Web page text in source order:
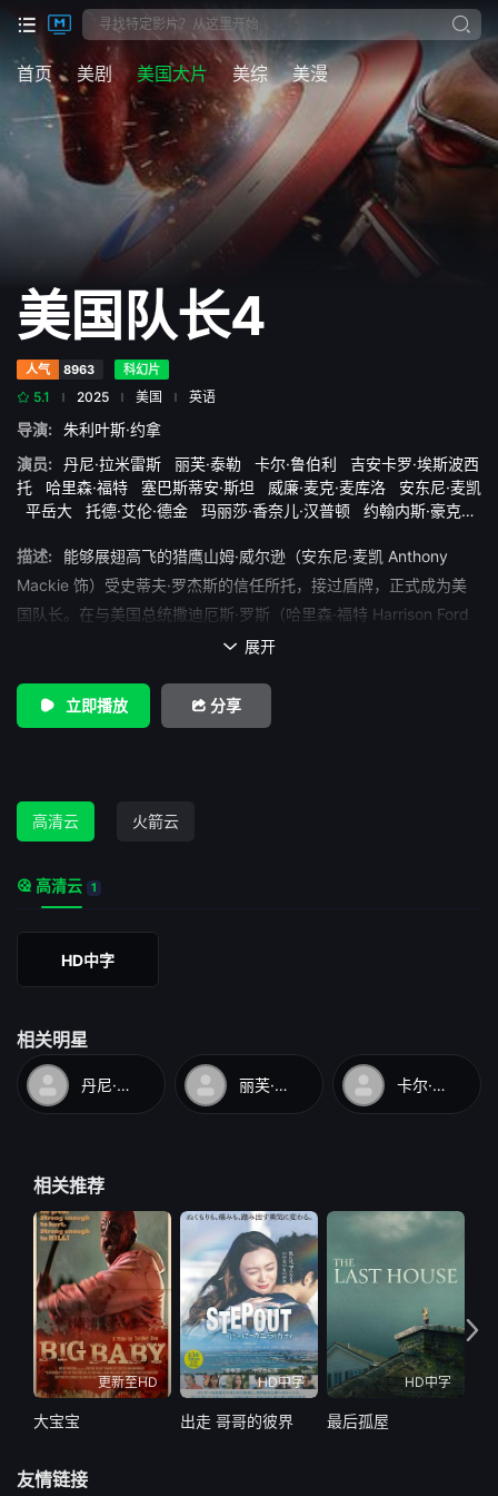
首页 美剧 美国大片 美综 美漫
美国队长4
人气 8963 科幻片
5.1 2025 美国 英语
导演:
朱利叶斯·约拿
演员:
丹尼·拉米雷斯 丽芙·泰勒 卡尔·鲁伯利
吉安卡罗·埃斯波西
托
哈里森·福特 塞巴斯蒂安·斯坦 威廉·麦克·麦库洛
安东尼·麦凯
平岳大
托德·艾伦·德金 玛丽莎·香奈儿·汉普顿
约翰内斯·豪克尔·
卡里兰 豪莎·罗克莫雷 赫许·纳亚 达斯汀·刘易斯 里克·埃斯派耶
阿兰·波尔
阿娃·希尔
描述:
能够展翅高飞的猎鹰山姆·威尔逊（安东尼·麦凯 Anthony
Mackie 饰）受史蒂夫·罗杰斯的信任所托，接过盾牌，正式成为美
国队长。在与美国总统撒迪厄斯·罗斯（哈里森·福特 Harrison Ford
饰）会面后，山姆发现自己被卷入了一场国际事件。他必须赶在真
的阴谋。
 展开
立即播放 分享
高清云 火箭云
高清云 1
HD中字
相关明星
丹尼·拉米雷斯 丽芙·泰勒 卡尔·鲁伯利
相关推荐
更新至HD
大宝宝
HD中字
出走 哥哥的彼界
HD中字
最后孤屋
友情链接